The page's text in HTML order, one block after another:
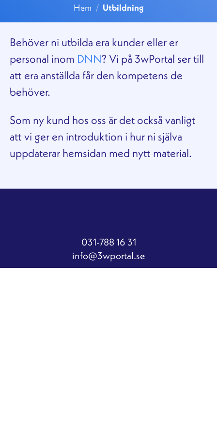
Hem / Utbildning
Behöver ni utbilda era kunder eller er
personal inom DNN? Vi på 3wPortal ser till
att era anställda får den kompetens de
behöver.
Som ny kund hos oss är det också vanligt
att vi ger en introduktion i hur ni själva
uppdaterar hemsidan med nytt material.
031-788 16 31
info@3wportal.se